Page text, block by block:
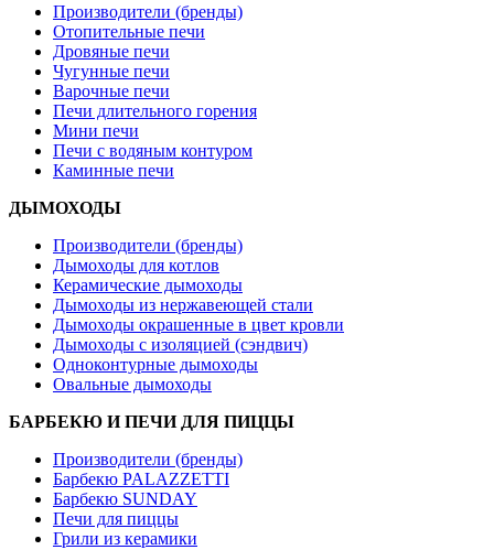
Производители (бренды)
Отопительные печи
Дровяные печи
Чугунные печи
Варочные печи
Печи длительного горения
Мини печи
Печи с водяным контуром
Каминные печи
ДЫМОХОДЫ
Производители (бренды)
Дымоходы для котлов
Керамические дымоходы
Дымоходы из нержавеющей стали
Дымоходы окрашенные в цвет кровли
Дымоходы с изоляцией (сэндвич)
Одноконтурные дымоходы
Овальные дымоходы
БАРБЕКЮ И ПЕЧИ ДЛЯ ПИЦЦЫ
Производители (бренды)
Барбекю PALAZZETTI
Барбекю SUNDAY
Печи для пиццы
Грили из керамики